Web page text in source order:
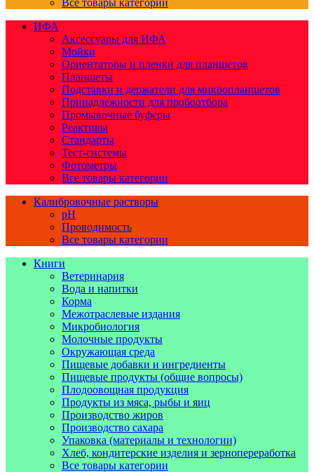
Все товары категории
ИФА
Аксессуары для ИФА
Мойки
Ориентаторы и пленки для планшетов
Планшеты
Подставки и держатели для микропланшетов
Принадлежности для пробоотбора
Промывочные буферы
Реактивы
Стандарты
Тест-системы
Фотометры
Все товары категории
Калибровочные растворы
pH
Проводимость
Все товары категории
Книги
Ветеринария
Вода и напитки
Корма
Межотраслевые издания
Микробиология
Молочные продукты
Окружающая среда
Пищевые добавки и ингредиенты
Пищевые продукты (общие вопросы)
Плодоовощная продукция
Продукты из мяса, рыбы и яиц
Производство жиров
Производство сахара
Упаковка (материалы и технологии)
Хлеб, кондитерские изделия и зернопереработка
Все товары категории